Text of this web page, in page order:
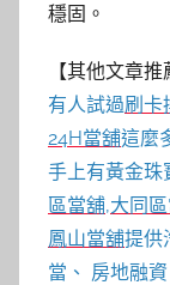
穩固。
【其他文章推
有人試過刷卡
24H當舖這麼
手上有黃金珠
區當舖,大同
鳳山當舖提供
當、 房地融